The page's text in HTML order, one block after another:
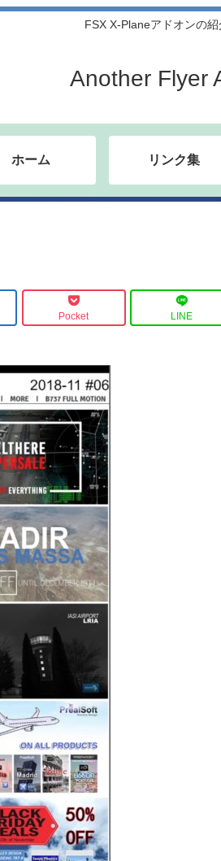
FSX X-Planeアドオンの
Another Flyer
ホーム リンク集
Pocket LINE